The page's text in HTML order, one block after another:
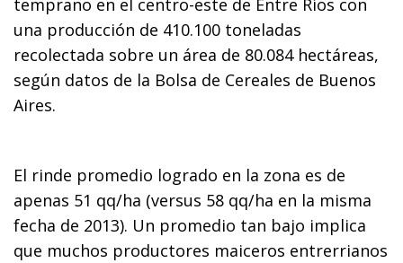
temprano en el centro-este de Entre Ríos con
una producción de 410.100 toneladas
recolectada sobre un área de 80.084 hectáreas,
según datos de la Bolsa de Cereales de Buenos
Aires.
El rinde promedio logrado en la zona es de
apenas 51 qq/ha (versus 58 qq/ha en la misma
fecha de 2013). Un promedio tan bajo implica
que muchos productores maiceros entrerrianos